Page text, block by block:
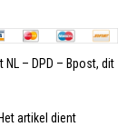
NL – DPD – Bpost, dit
artikel dient